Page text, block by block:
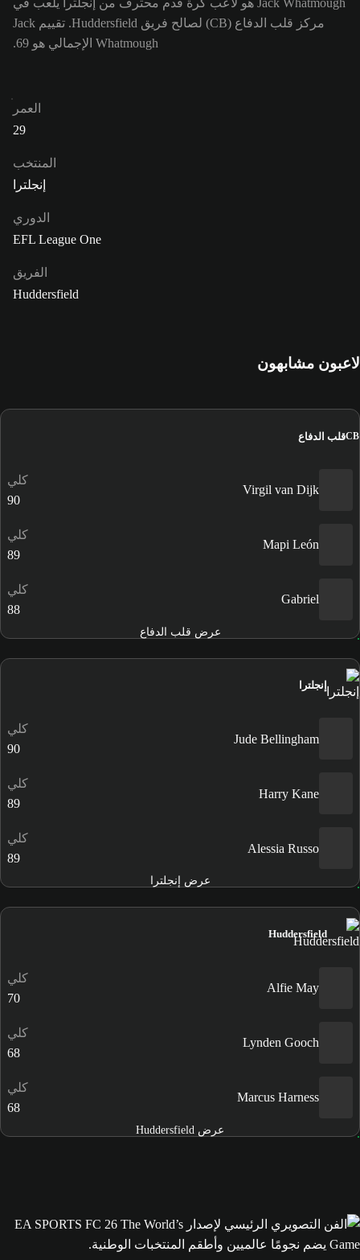
Jack Whatmough هو لاعب كرة قدم محترف من إنجلترا يلعب في
مركز قلب الدفاع (CB) لصالح فريق Huddersfield. تقييم Jack
Whatmough الإجمالي هو 69.
العمر
29
المنتخب
إنجلترا
الدوري
EFL League One
الفريق
Huddersfield
لاعبون مشابهون
CBقلب الدفاع
Virgil van Dijk
كلي
90
Mapi León
كلي
89
Gabriel
كلي
88
عرض قلب الدفاع
إنجلترا
Jude Bellingham
كلي
90
Harry Kane
كلي
89
Alessia Russo
كلي
89
عرض إنجلترا
Huddersfield
Alfie May
كلي
70
Lynden Gooch
كلي
68
Marcus Harness
كلي
68
عرض Huddersfield